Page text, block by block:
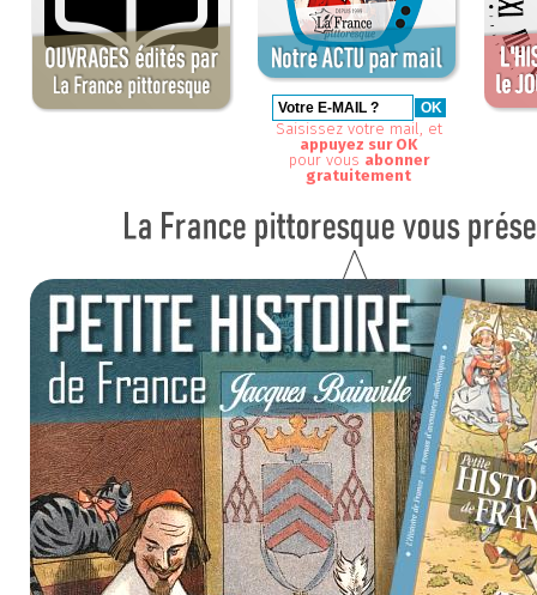
Saisissez votre mail, et
appuyez sur OK
pour vous abonner
gratuitement